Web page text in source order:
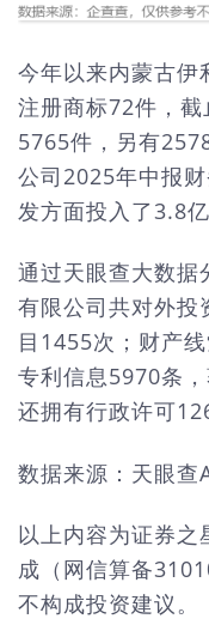
今年以来内蒙古伊
注册商标72件，
5765件，另有
公司2025年中报
发方面投入了3.8
通过天眼查大数据
有限公司共对外投
目1455次；财产
专利信息5970条
还拥有行政许可
数据来源：天眼查
以上内容为证券之
成（网信算备
不构成投资建议。